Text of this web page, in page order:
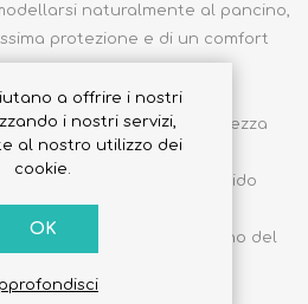
naturalmente al pancino,
protezione e di un comfort
super assorbente con
“effetto 3D” dalla morbidezza
esterno “griffato”, morbido
consente all’aria una
tra l’interno e l’esterno del
la presenza di umidità a
del bambino e quindi le
a offrire i nostri
i nostri servizi,
al nostro utilizzo dei
cookie.
OK